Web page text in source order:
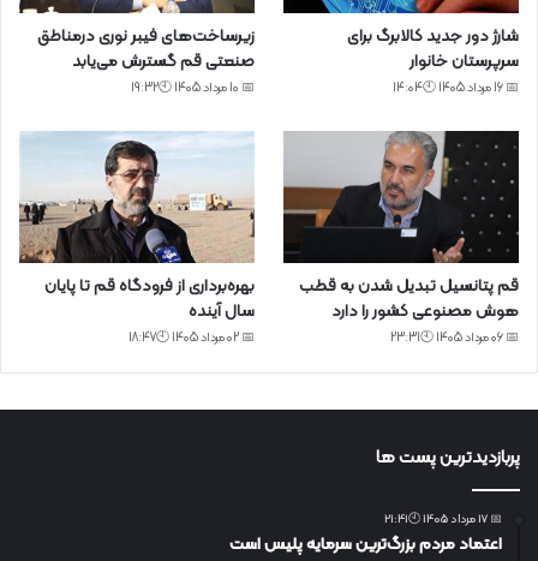
شارژ دور جدید کالابرگ برای
سرپرستان خانوار
📅 16 مرداد 1405 🕙14:04
زیرساخت‌های فیبر نوری درمناطق
صنعتی قم گسترش می‌یابد
📅 10 مرداد 1405 🕙19:32
قم پتانسیل تبدیل شدن به قطب
هوش مصنوعی کشور را دارد
📅 06 مرداد 1405 🕙23:31
بهره‌برداری از فرودگاه قم تا پایان
سال آینده
📅 02 مرداد 1405 🕙18:47
پربازدیدترین پست ها
📅 17 مرداد 1405 🕙21:41
اعتماد مردم بزرگ‌ترین سرمایه پلیس است